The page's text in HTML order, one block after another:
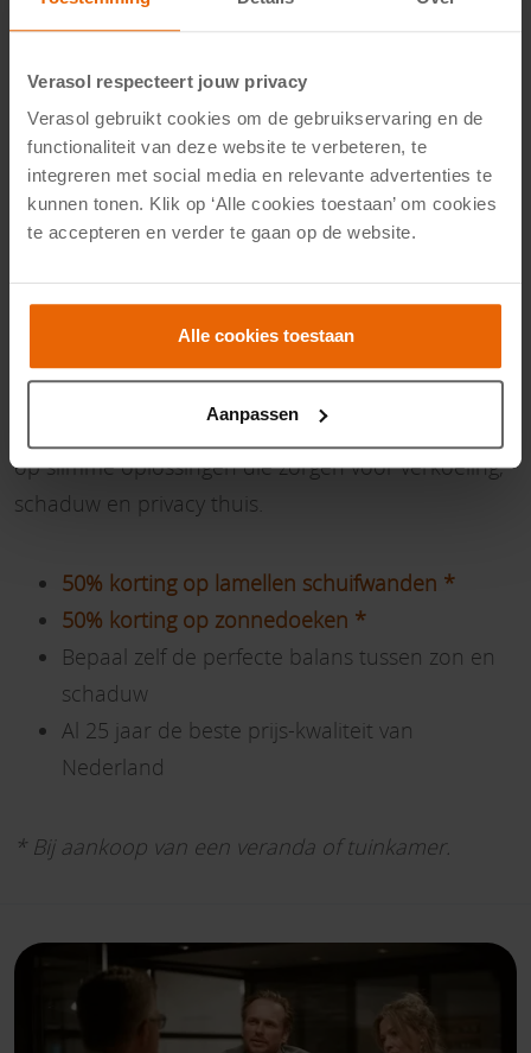
Verasol respecteert jouw privacy
Verasol gebruikt cookies om de gebruikservaring en de
functionaliteit van deze website te verbeteren, te
integreren met social media en relevante advertenties te
kunnen tonen. Klik op ‘Alle cookies toestaan’ om cookies
te accepteren en verder te gaan op de website.
Alle cookies toestaan
Aanpassen
augustus t/m 4 september
om deze zomer te genieten. Tijdens het Verasol
Schaduwvoordeel ontvang je tijdelijk extra korting
op slimme oplossingen die zorgen voor verkoeling,
schaduw en privacy thuis.
50% korting op lamellen schuifwanden *
50% korting op zonnedoeken *
Bepaal zelf de perfecte balans tussen zon en
schaduw
Al 25 jaar de beste prijs-kwaliteit van
Nederland
* Bij aankoop van een veranda of tuinkamer.